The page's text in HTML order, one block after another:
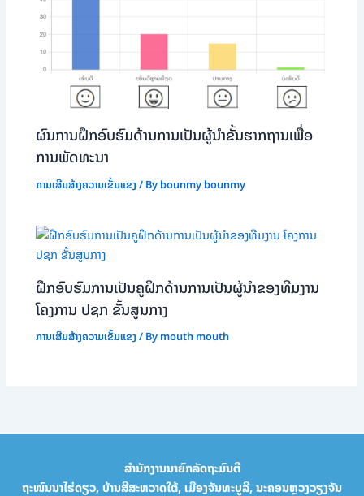
ຜົນການຝຶກອົບຮົມດ້ານການເປັນຜູ້ນໍາຂັ້ນຮາກຖານເພື່ອ
ການພັດທະນາ
ການເສີມສ້າງຄວາມເຂັ້ມແຂງ/ Bybounmy bounmy
ຝືກອົບຮົມການເປັນຄູຝຶກດ້ານການເປັນຜູ້ນໍາຂອງທີມງານ
ໂຄງການ ປຊກ ຂັ້ນສູນກາງ
ການເສີມສ້າງຄວາມເຂັ້ມແຂງ/ Bymouth mouth
ສຳນັກງານນາຍົກລັດຖະມົນຕີ
ຖະໜົນນາໄຮ່ດຽວ, ບ້ານສີສະຫວາດໃຕ້, ເມືອງຈັນທະບູລີ, ນະຄອນຫຼວງວຽງຈັນ